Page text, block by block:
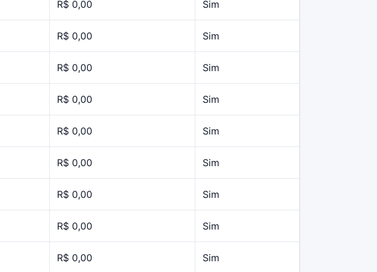
R$ 0,00 Sim
R$ 0,00 Sim
R$ 0,00 Sim
R$ 0,00 Sim
R$ 0,00 Sim
R$ 0,00 Sim
R$ 0,00 Sim
R$ 0,00 Sim
R$ 0,00 Sim